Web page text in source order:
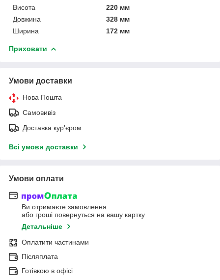
Висота
220 мм
Довжина
328 мм
Ширина
172 мм
Приховати
Умови доставки
Нова Пошта
Самовивіз
Доставка кур'єром
Всі умови доставки
Умови оплати
Ви отримаєте замовлення
або гроші повернуться на вашу картку
Детальніше
Оплатити частинами
Післяплата
Готівкою в офісі